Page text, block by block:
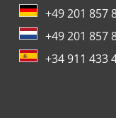
+49 201 857
+49 201 857
+34 911 433